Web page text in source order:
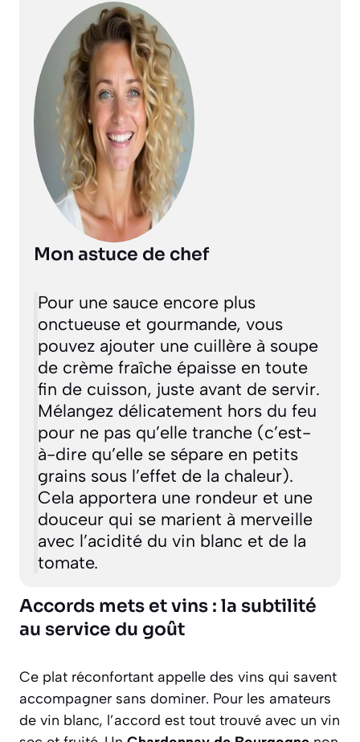
Mon astuce de chef
Pour une sauce encore plus
onctueuse et gourmande, vous
pouvez ajouter une cuillère à soupe
de crème fraîche épaisse en toute
fin de cuisson, juste avant de servir.
Mélangez délicatement hors du feu
pour ne pas qu’elle tranche (c’est-
à-dire qu’elle se sépare en petits
grains sous l’effet de la chaleur).
Cela apportera une rondeur et une
douceur qui se marient à merveille
avec l’acidité du vin blanc et de la
tomate.
Accords mets et vins : la subtilité
au service du goût
Ce plat réconfortant appelle des vins qui savent
accompagner sans dominer. Pour les amateurs
de vin blanc, l’accord est tout trouvé avec un vin